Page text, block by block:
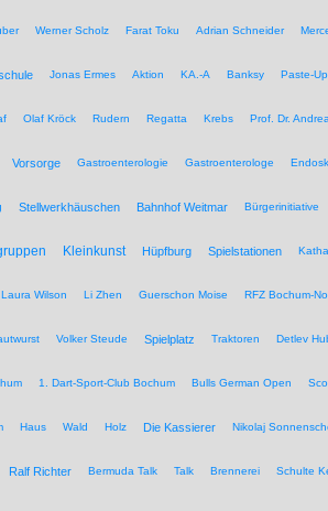
Werner Scholz Farat Toku Adrian Schneider
Jonas Ermes Aktion KA.-A Banksy Paste-Up
Olaf Kröck Rudern Regatta Krebs Prof. Dr.
Vorsorge Gastroenterologie Gastroenterologe
Stellwerkhäuschen Bahnhof Weitmar Bürgerinitiative
Kleinkunst Hüpfburg Spielstationen
Laura Wilson Li Zhen Guerschon Moise RFZ Bochum-
Volker Steude Spielplatz Traktoren Detlev
1. Dart-Sport-Club Bochum Bulls German Open
Haus Wald Holz Die Kassierer Nikolaj
Ralf Richter Bermuda Talk Talk Brennerei Schulte